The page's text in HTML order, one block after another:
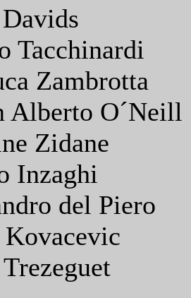
Tacchinardi
Zambrotta
Alberto O´Neill
Zidane
Inzaghi
del Piero